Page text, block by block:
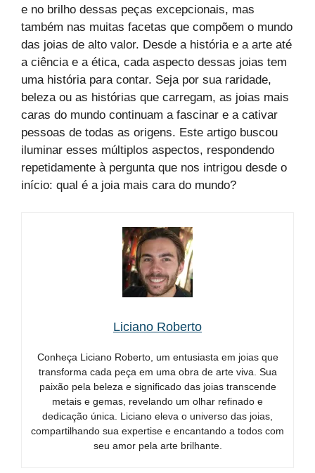
e no brilho dessas peças excepcionais, mas
também nas muitas facetas que compõem o mundo
das joias de alto valor. Desde a história e a arte até
a ciência e a ética, cada aspecto dessas joias tem
uma história para contar. Seja por sua raridade,
beleza ou as histórias que carregam, as joias mais
caras do mundo continuam a fascinar e a cativar
pessoas de todas as origens. Este artigo buscou
iluminar esses múltiplos aspectos, respondendo
repetidamente à pergunta que nos intrigou desde o
início: qual é a joia mais cara do mundo?
Liciano Roberto
Conheça Liciano Roberto, um entusiasta em joias que
transforma cada peça em uma obra de arte viva. Sua
paixão pela beleza e significado das joias transcende
metais e gemas, revelando um olhar refinado e
dedicação única. Liciano eleva o universo das joias,
compartilhando sua expertise e encantando a todos com
seu amor pela arte brilhante.